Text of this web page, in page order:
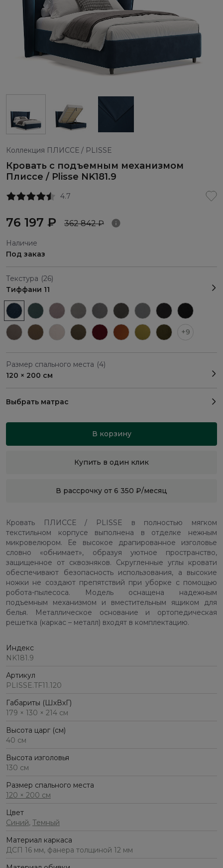
Коллекция ПЛИССЕ / PLISSE
Кровать с подъемным механизмом
Плиссе / Plisse NK181.9
4.7
76 197 ₽ 362 842 ₽
Наличие
Под заказ
Текстура (26)
Тиффани 11
+9
Размер спального места (4)
120 × 200 см
Выбрать матрас
В корзину
Купить в один клик
В рассрочку от 6 350 ₽/месяц
Кровать ПЛИССЕ / PLISSE в полностью мягком
текстильном корпусе выполнена в отделке нежным
микровелюром. Ее высокое драпированное изголовье
словно «обнимает», образуя уютное пространство,
защищенное от сквозняков. Скругленные углы кровати
обеспечивают безопасность использования, а высокие
ножки не создают препятствий при уборке с помощью
робота-пылесоса. Модель оснащена надежным
подъемным механизмом и вместительным ящиком для
белья. Металлическое основание и ортопедическая
решетка (каркас – металл) входят в комплектацию.
Индекс
NK181.9
Артикул
PLISSE.TF11.120
Габариты (ШхВхГ)
179 × 130 × 214 см
Высота царг (см)
40 см
Высота изголовья
130 см
Размер спального места
120 × 200 см
Цвет
Синий, Темный
Материал каркаса
ДСП 16 мм, фанера толщиной 12 мм